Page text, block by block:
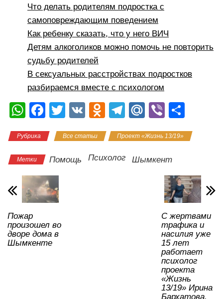
Что делать родителям подростка с
самоповреждающим поведением
Как ребенку сказать, что у него ВИЧ
Детям алкоголиков можно помочь не повторить
судьбу родителей
В сексуальных расстройствах подростков
разбираемся вместе с психологом
W
at
s
A
p
p
F
c
e
b
o
o
k
T
tt
er
V
O
n
o
T
e
gr
M
.R
u
Vi
er р
в
и
ть
Рубрика Все статьи Проект «Жизнь 13/19»
Метки Помощь Психолог Шымкент
Пожар
произошел во
дворе дома в
Шымкенте
С жертвами
трафика и
насилия уже
15 лет
работает
психолог
проекта
«Жизнь
13/19» Ирина
Бархатова.